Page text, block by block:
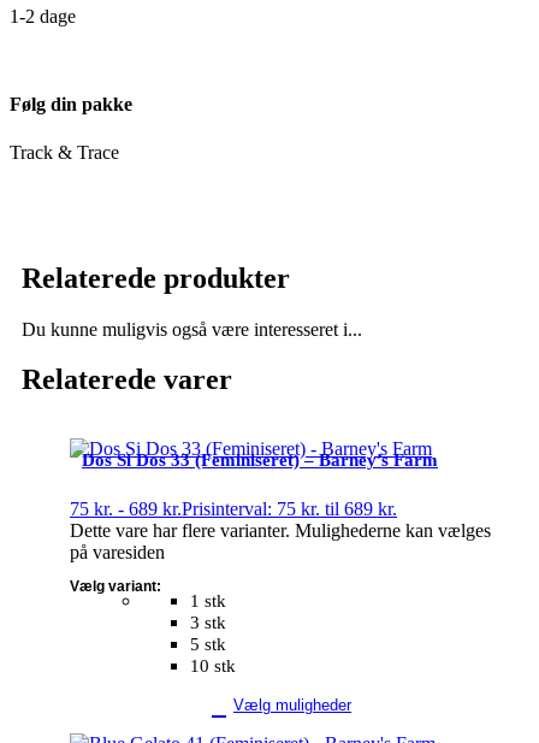
1-2 dage
Følg din pakke
Track & Trace
Relaterede produkter
Du kunne muligvis også være interesseret i...
Relaterede varer
Dos Si Dos 33 (Feminiseret) – Barney’s Farm
75 kr. - 689 kr.Prisinterval: 75 kr. til 689 kr.
1 stk
3 stk
5 stk
10 stk
Vælg variant:
Vælg muligheder
Dette vare har flere varianter. Mulighederne kan vælges
på varesiden